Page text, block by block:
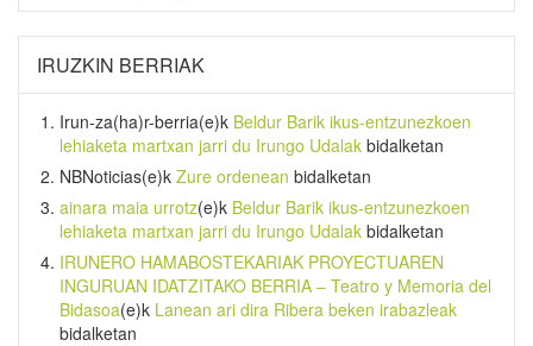
IRUZKIN BERRIAK
Irun-za(ha)r-berria(e)k Beldur Barik ikus-entzunezkoen
lehiaketa martxan jarri du Irungo Udalak bidalketan
NBNoticias(e)k Zure ordenean bidalketan
ainara maia urrotz(e)k Beldur Barik ikus-entzunezkoen
lehiaketa martxan jarri du Irungo Udalak bidalketan
IRUNERO HAMABOSTEKARIAK PROYECTUAREN
INGURUAN IDATZITAKO BERRIA – Teatro y Memoria del
Bidasoa(e)k Lanean ari dira Ribera beken irabazleak
bidalketan